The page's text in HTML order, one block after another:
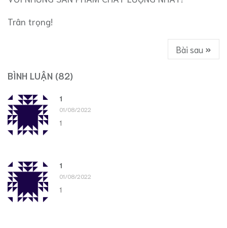
Trân trọng!
Bài sau
BÌNH LUẬN (82)
1
01/08/2022
1
1
01/08/2022
1